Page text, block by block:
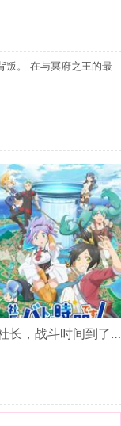
叛。 在与冥府之王的最
社长，战斗时间到了！